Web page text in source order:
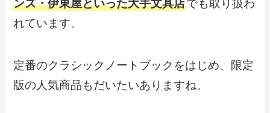
ンズ・伊東屋といった大手文具店でも取り扱わ
れています。
定番のクラシックノートブックをはじめ、限定
版の人気商品もだいたいありますね。